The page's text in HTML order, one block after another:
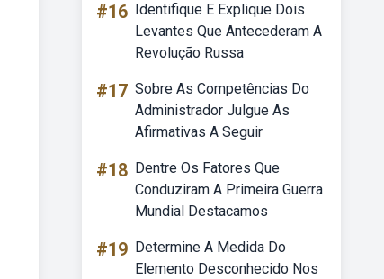
#16 Identifique E Explique Dois
Levantes Que Antecederam A
Revolução Russa
#17 Sobre As Competências Do
Administrador Julgue As
Afirmativas A Seguir
#18 Dentre Os Fatores Que
Conduziram A Primeira Guerra
Mundial Destacamos
#19 Determine A Medida Do
Elemento Desconhecido Nos